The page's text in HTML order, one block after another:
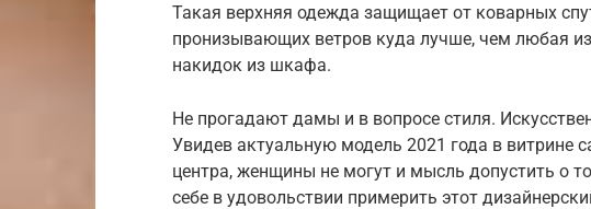
Такая верхняя одежда защищает от коварных
пронизывающих ветров куда лучше, чем любая
накидок из шкафа.
Не прогадают дамы и в вопросе стиля.
Увидев актуальную модель 2021 года в витрине
центра, женщины не могут и мысль допустить о
себе в удовольствии примерить этот